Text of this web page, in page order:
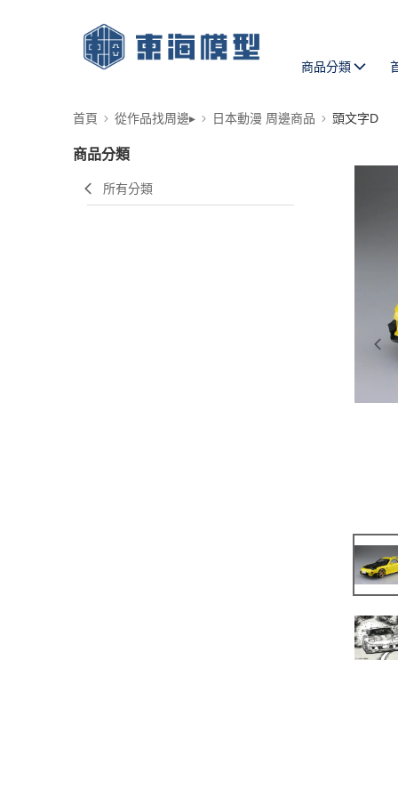
商品分類
首頁 從作品找周邊▸ 日本動漫 周邊商品 頭文字D
商品分類
所有分類